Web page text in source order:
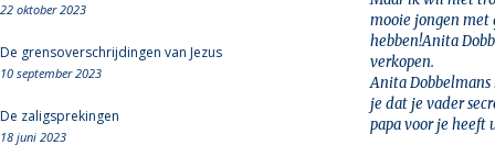
22 oktober 2023
De grensoverschrijdingen van Jezus
10 september 2023
De zaligsprekingen
18 juni 2023
mooie jongen met
hebben!Anita
verkopen.
Anita
je dat je vader
papa voor je heeft